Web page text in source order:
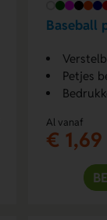
Baseball
Petjes
Al vanaf
€ 1,69